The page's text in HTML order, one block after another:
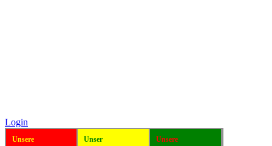
Login
Unsere Unser Unsere